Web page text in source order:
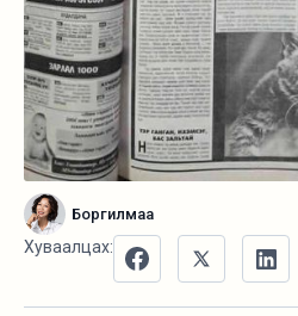
Боргилмаа
Хуваалцах: